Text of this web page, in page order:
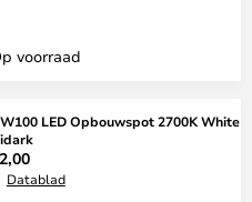
voorraad
W100 LED Opbouwspot 2700K White
Datablad